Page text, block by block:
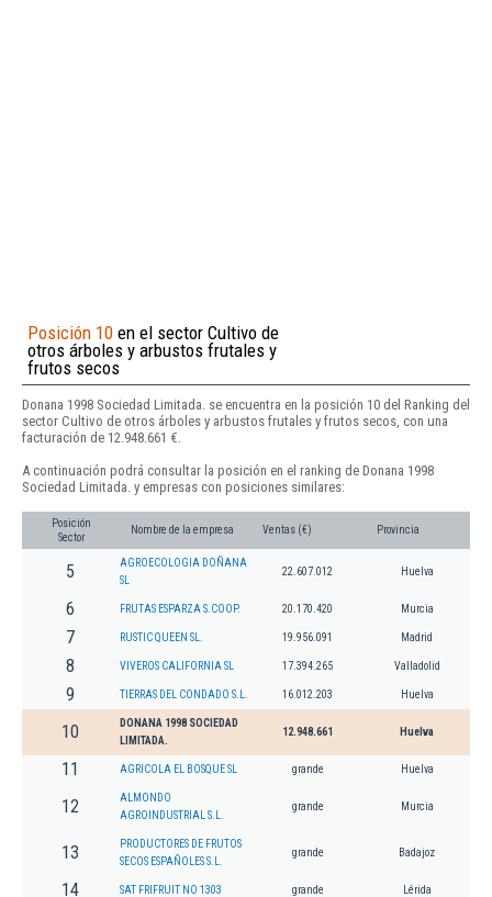
Posición 10 en el sector Cultivo de
otros árboles y arbustos frutales y
frutos secos
Donana 1998 Sociedad Limitada. se encuentra en la posición 10 del Ranking del
sector Cultivo de otros árboles y arbustos frutales y frutos secos, con una
facturación de 12.948.661 €.
A continuación podrá consultar la posición en el ranking de Donana 1998
Sociedad Limitada. y empresas con posiciones similares:
Posición
Sector
Nombre de la empresa Ventas (€) Provincia
5
AGROECOLOGIA DOÑANA
SL
22.607.012 Huelva
6 FRUTAS ESPARZA S.COOP. 20.170.420 Murcia
7 RUSTIC QUEEN SL. 19.956.091 Madrid
8 VIVEROS CALIFORNIA SL 17.394.265 Valladolid
9 TIERRAS DEL CONDADO S.L. 16.012.203 Huelva
10
DONANA 1998 SOCIEDAD
LIMITADA.
12.948.661 Huelva
11 AGRICOLA EL BOSQUE SL grande Huelva
12
ALMONDO
AGROINDUSTRIAL S.L.
grande Murcia
13
PRODUCTORES DE FRUTOS
SECOS ESPAÑOLES S.L.
grande Badajoz
14 SAT FRIFRUIT NO 1303 grande Lérida